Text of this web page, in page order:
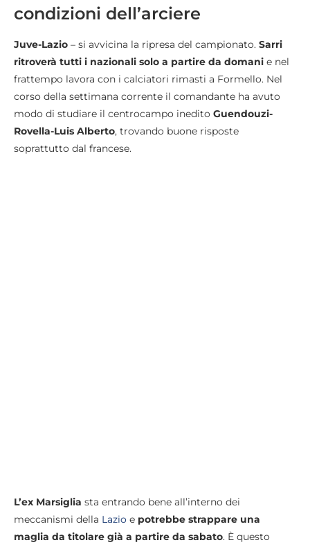
condizioni dell’arciere
Juve-Lazio – si avvicina la ripresa del campionato. Sarri
ritroverà tutti i nazionali solo a partire da domani e nel
frattempo lavora con i calciatori rimasti a Formello. Nel
corso della settimana corrente il comandante ha avuto
modo di studiare il centrocampo inedito Guendouzi-
Rovella-Luis Alberto, trovando buone risposte
soprattutto dal francese.
L’ex Marsiglia sta entrando bene all’interno dei
meccanismi della Lazio e potrebbe strappare una
maglia da titolare già a partire da sabato. È questo